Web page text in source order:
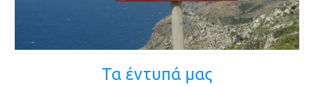
Τα έντυπά μας